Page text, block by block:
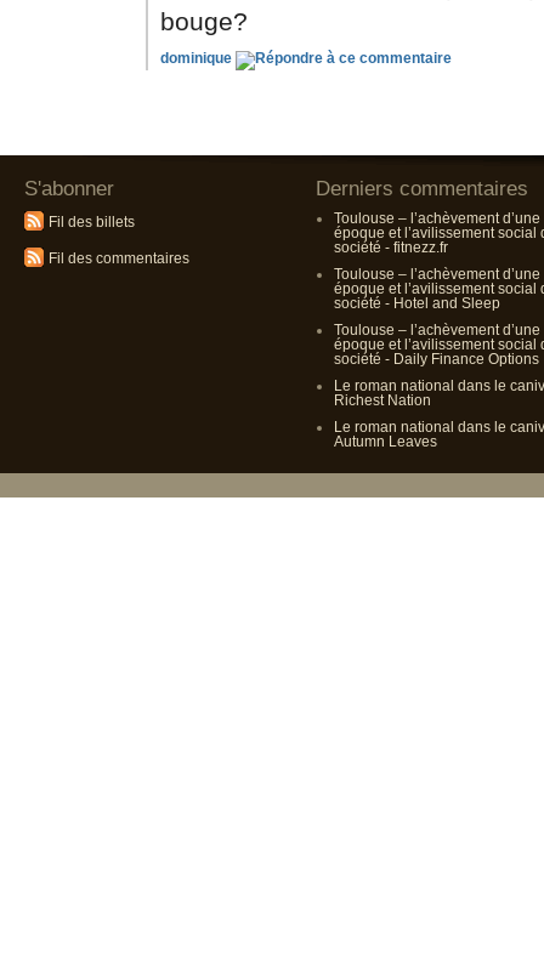
bouge?
dominique
S'abonner
Fil des billets
Fil des commentaires
Derniers commentaires
Toulouse – l’achèvement d’une
époque et l’avilissement social
société - fitnezz.fr
Toulouse – l’achèvement d’une
époque et l’avilissement social
société - Hotel and Sleep
Toulouse – l’achèvement d’une
époque et l’avilissement social
société - Daily Finance Options
Le roman national dans le
Richest Nation
Le roman national dans le
Autumn Leaves